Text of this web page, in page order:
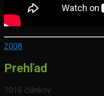
2008
Prehľad
1016 článkov